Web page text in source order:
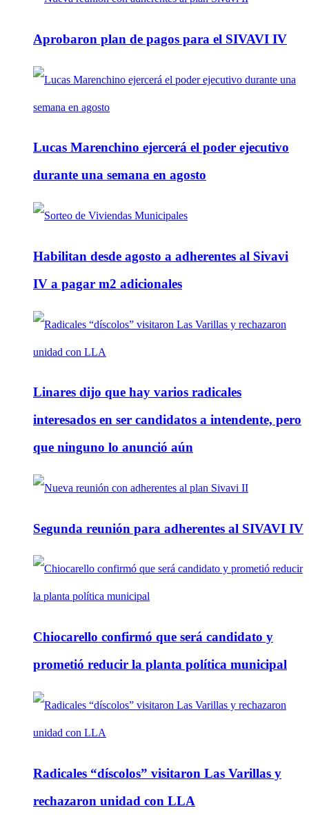
Aprobaron plan de pagos para el SIVAVI IV
Lucas Marenchino ejercerá el poder ejecutivo
durante una semana en agosto
Habilitan desde agosto a adherentes al Sivavi
IV a pagar m2 adicionales
Linares dijo que hay varios radicales
interesados en ser candidatos a intendente, pero
que ninguno lo anunció aún
Segunda reunión para adherentes al SIVAVI IV
Chiocarello confirmó que será candidato y
prometió reducir la planta política municipal
Radicales “díscolos” visitaron Las Varillas y
rechazaron unidad con LLA